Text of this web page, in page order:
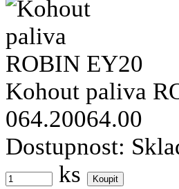
Kohout paliva
064.20064.00
Dostupnost:
ks